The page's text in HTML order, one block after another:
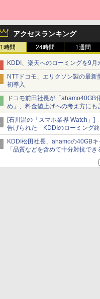
アクセスランキング
1時間 24時間 1週間
KDDI、楽天へのローミングを9月
NTTドコモ、エリクソン製の最新
初導入
ドコモ前田社長が「ahamo40GB
め」、料金値上げへの考え方にも
[石川温の「スマホ業界 Watch」]
告げられた「KDDIのローミング
マップの落とし穴と楽天モバイル
KDDI松田社長、ahamoの40GBキ
「品質などを含めて十分対抗でき